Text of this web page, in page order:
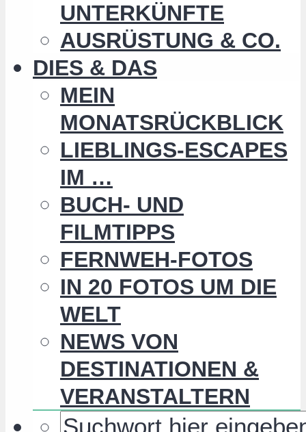
UNTERKÜNFTE
AUSRÜSTUNG & CO.
DIES & DAS
MEIN
MONATSRÜCKBLICK
LIEBLINGS-ESCAPES
IM …
BUCH- UND
FILMTIPPS
FERNWEH-FOTOS
IN 20 FOTOS UM DIE
WELT
NEWS VON
DESTINATIONEN &
VERANSTALTERN